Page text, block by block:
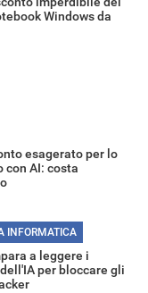
Windows da
esagerato per lo
con AI: costa
INFORMATICA
a leggere i
per bloccare gli